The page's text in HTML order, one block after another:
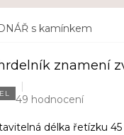
s kamínkem
znamení
49 hodnocení
délka řetízku 45